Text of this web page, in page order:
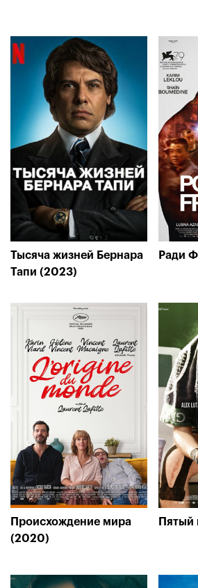
Тысяча жизней Бернара
Тапи (2023)
Ради
Происхождение мира
(2020)
Пятый